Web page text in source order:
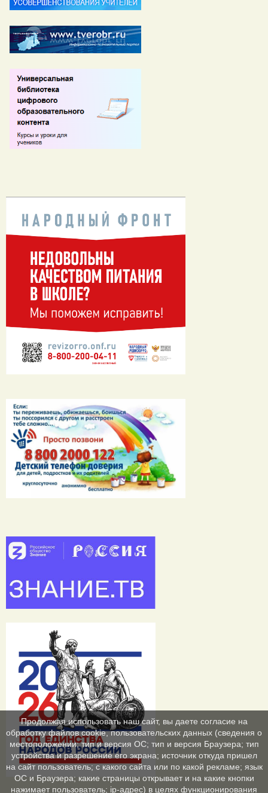
Продолжая использовать наш сайт, вы даете согласие на
обработку файлов cookie, пользовательских данных (сведения о
местоположении; тип и версия ОС; тип и версия Браузера; тип
устройства и разрешение его экрана; источник откуда пришел
на сайт пользователь; с какого сайта или по какой рекламе; язык
ОС и Браузера; какие страницы открывает и на какие кнопки
нажимает пользователь; ip-адрес) в целях функционирования